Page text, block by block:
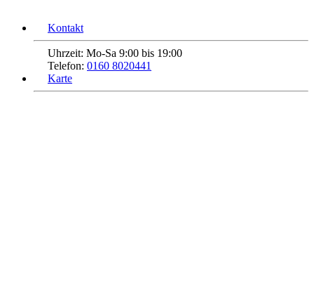
Kontakt
Uhrzeit: Mo-Sa 9:00 bis 19:00
Telefon: 0160 8020441
Karte